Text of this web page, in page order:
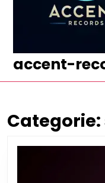
accent-
Categorie: